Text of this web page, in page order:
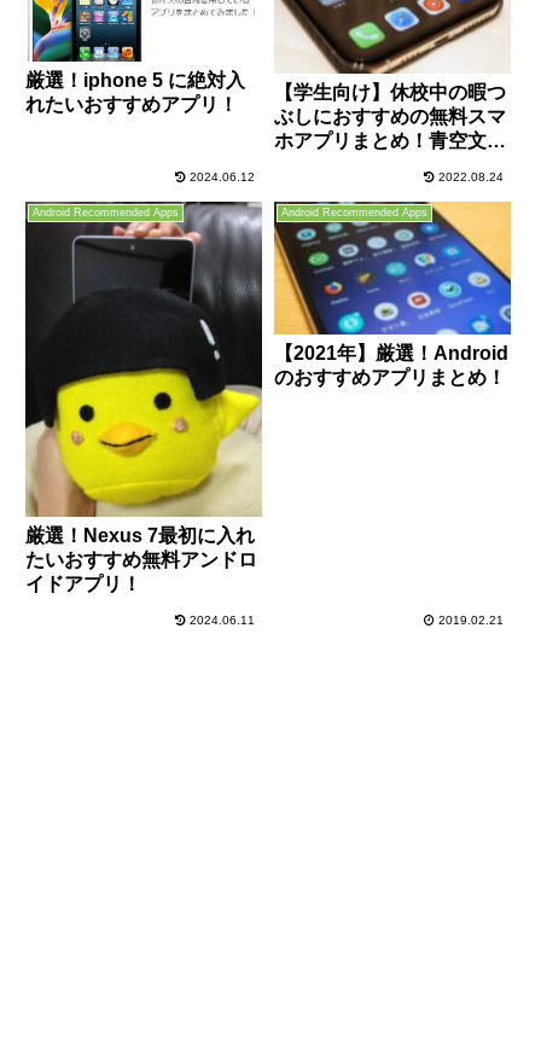
厳選！iphone 5 に絶対入
れたいおすすめアプリ！
2024.06.12
【学生向け】休校中の暇つ
ぶしにおすすめの無料スマ
ホアプリまとめ！青空文
2022.08.24
Android Recommended Apps
厳選！Nexus 7最初に入れ
たいおすすめ無料アンドロ
イドアプリ！
2024.06.11
Android Recommended Apps
【2021年】厳選！Android
のおすすめアプリまとめ！
2019.02.21